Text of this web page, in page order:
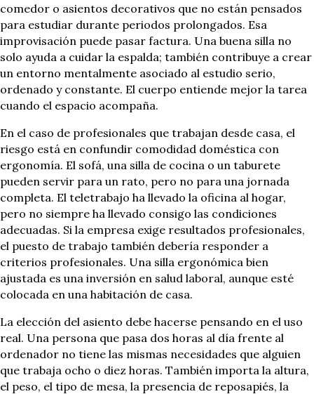
comedor o asientos decorativos que no están pensados
para estudiar durante periodos prolongados. Esa
improvisación puede pasar factura. Una buena silla no
solo ayuda a cuidar la espalda; también contribuye a crear
un entorno mentalmente asociado al estudio serio,
ordenado y constante. El cuerpo entiende mejor la tarea
cuando el espacio acompaña.
En el caso de profesionales que trabajan desde casa, el
riesgo está en confundir comodidad doméstica con
ergonomía. El sofá, una silla de cocina o un taburete
pueden servir para un rato, pero no para una jornada
completa. El teletrabajo ha llevado la oficina al hogar,
pero no siempre ha llevado consigo las condiciones
adecuadas. Si la empresa exige resultados profesionales,
el puesto de trabajo también debería responder a
criterios profesionales. Una silla ergonómica bien
ajustada es una inversión en salud laboral, aunque esté
colocada en una habitación de casa.
La elección del asiento debe hacerse pensando en el uso
real. Una persona que pasa dos horas al día frente al
ordenador no tiene las mismas necesidades que alguien
que trabaja ocho o diez horas. También importa la altura,
el peso, el tipo de mesa, la presencia de reposapiés, la